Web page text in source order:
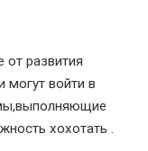
от развития
могут войти в
хохотать .